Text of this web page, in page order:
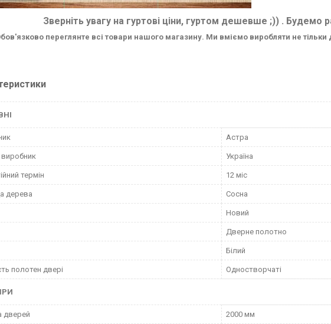
Зверніть увагу на гуртові ціни, гуртом дешевше ;)) . Будемо
переглянте всі товари нашого магазину. Ми вміємо виробляти не тільки
Астра
виробник Україна
термін 12 міс
дерева Сосна
Новий
Дверне полотно
Білий
полотен двері Одностворчаті
дверей 2000 мм